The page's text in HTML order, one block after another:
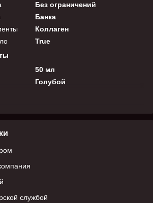
Без ограничений
Банка
Коллаген
True
50 мл
Голубой
службой